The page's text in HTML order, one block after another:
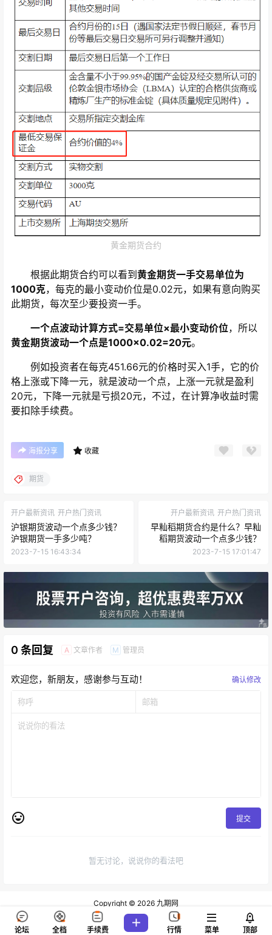
黄金期货合约
根据此期货合约可以看到 黄金期货一手交易单位为
1000克，每克的最小变动价位是0.02元，如果有意向购买
此期货，每次至少要投资一手。
一个点波动计算方式=交易单位×最小变动价位，所以
黄金期货波动一个点是1000×0.02=20元。
例如投资者在每克451.66元的价格时买入1手，它的价
格上涨或下降一元，就是波动一个点，上涨一元就是盈利
20元，下降一元就是亏损20元，不过，在计算净收益时需
要扣除手续费。
海报分享 收藏
期货
开户最新资讯 开户热门资讯
沪银期货波动一个点多少钱？
沪银期货一手多少吨？
2023-7-15 16:43:34
开户最新资讯 开户热门资讯
早籼稻期货合约是什么？早籼
稻期货波动一个点多少钱？
2023-7-15 17:01:47
0 条回复 A 文章作者 M 管理员
欢迎您，新朋友，感谢参与互动！ 确认修改
提交
暂无讨论，说说你的看法吧
Copyright © 2026 九期网
查询 80 次，耗时 0.1743 秒
论坛 全档 手续费 行情 菜单 顶部